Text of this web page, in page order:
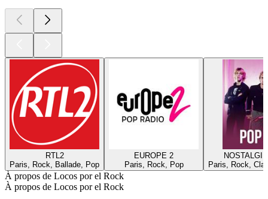
RTL2
Paris, Rock, Ballade, Pop
EUROPE 2
Paris, Rock, Pop
Paris, Rock,
À propos de Locos por el Rock
À propos de Locos por el Rock